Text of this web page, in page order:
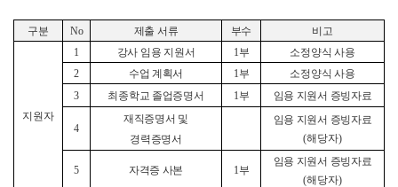
구분 No 제출 서류 부수 비고
지원자
1 강사 임용 지원서 1부
소정양식 사용
2
수업 계획서 1부
소정양식 사용
3
최종학교 졸업증명서 1부 임용 지원서 증빙자료
4
재직증명서 및
경력증명서
임용 지원서 증빙자료
(해당자)
5 자격증 사본 1부
임용 지원서 증빙자료
(해당자)